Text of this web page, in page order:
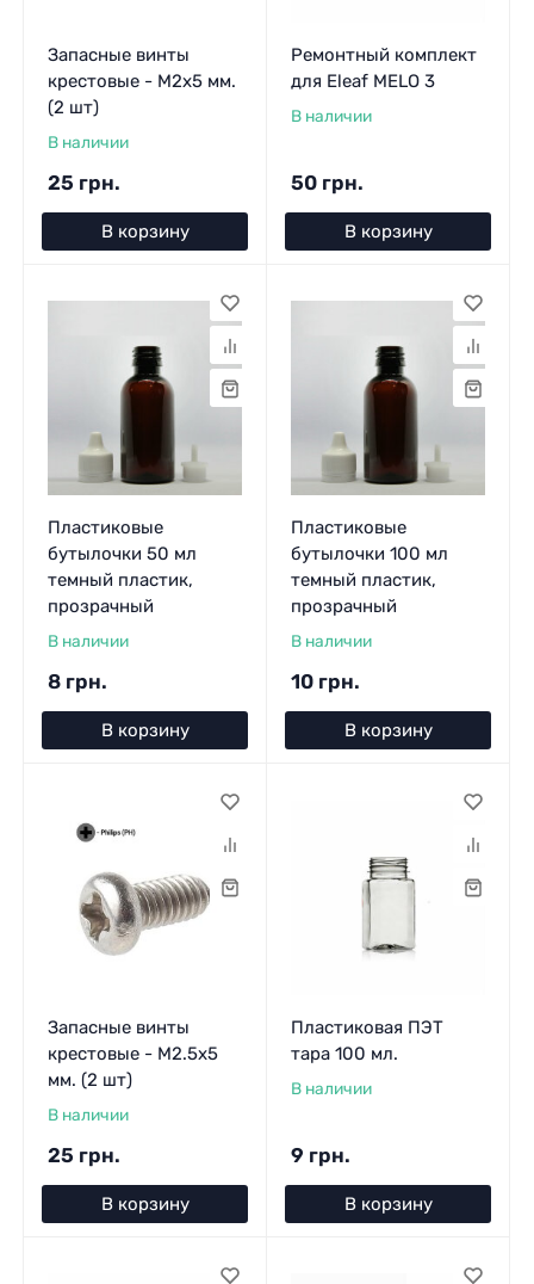
Запасные винты
крестовые - M2x5 мм.
(2 шт)
В наличии
25 грн.
В корзину
Ремонтный комплект
для Eleaf MELO 3
В наличии
50 грн.
В корзину
Пластиковые
бутылочки 50 мл
темный пластик,
прозрачный
В наличии
8 грн.
В корзину
Пластиковые
бутылочки 100 мл
темный пластик,
прозрачный
В наличии
10 грн.
В корзину
Запасные винты
крестовые - M2.5x5
мм. (2 шт)
В наличии
25 грн.
В корзину
Пластиковая ПЭТ
тара 100 мл.
В наличии
9 грн.
В корзину